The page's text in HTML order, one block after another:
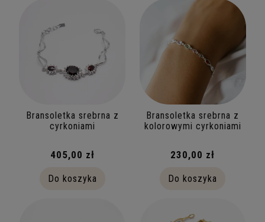
Bransoletka srebrna z
cyrkoniami
405,00 zł
Do koszyka
Bransoletka srebrna z
kolorowymi cyrkoniami
230,00 zł
Do koszyka